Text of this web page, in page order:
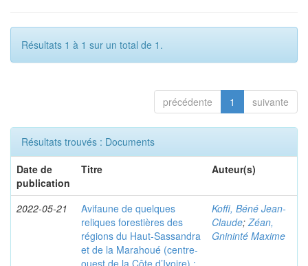
Résultats 1 à 1 sur un total de 1.
précédente 1 suivante
Résultats trouvés : Documents
Date de
publication
Titre Auteur(s)
2022-05-21
Avifaune de quelques
reliques forestières des
régions du Haut-Sassandra
et de la Marahoué (centre-
ouest de la Côte d’Ivoire) :
Koffi, Béné Jean-
Claude; Zéan,
Gnininté Maxime